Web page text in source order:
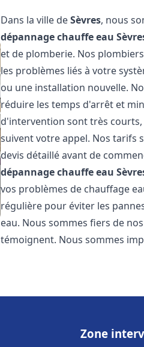
Dans la ville deSèvres, nous
dépannage chauffe eau
et de plomberie. Nos
les problèmes liés à votre
ou une installation nouvelle.
réduire les temps d'arrêt et
d'intervention sont très courts,
suivent votre appel. Nos tarifs
devis détaillé avant de
dépannage chauffe eau
vos problèmes de chauffage
régulière pour éviter les
eau. Nous sommes fiers de
témoignent. Nous sommes
Zone